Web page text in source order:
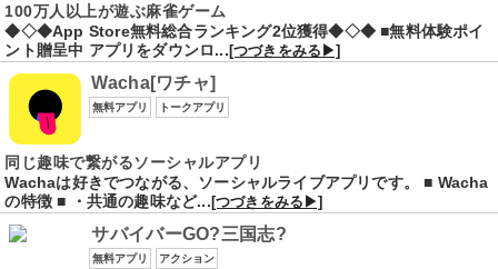
100万人以上が遊ぶ麻雀ゲーム
◆◇◆App Store無料総合ランキング2位獲得◆◇◆ ■無料体験ポイ
ント贈呈中 アプリをダウンロ...[つづきをみる▶]
Wacha[ワチャ]
無料アプリ トークアプリ
同じ趣味で繋がるソーシャルアプリ
Wachaは好きでつながる、ソーシャルライブアプリです。 ■ Wacha
の特徴 ■ ・共通の趣味など... [つづきをみる▶]
サバイバーGO?三国志?
無料アプリ アクション